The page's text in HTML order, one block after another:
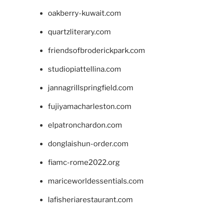
oakberry-kuwait.com
quartzliterary.com
friendsofbroderickpark.com
studiopiattellina.com
jannagrillspringfield.com
fujiyamacharleston.com
elpatronchardon.com
donglaishun-order.com
fiamc-rome2022.org
mariceworldessentials.com
lafisheriarestaurant.com